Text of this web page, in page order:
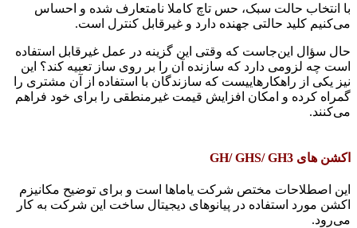
با انتخاب حالت سبک، حس تاچ کاملا نامتعارف شده و احساس
می‌کنیم کلید حالتی جهنده دارد و غیرقابل کنترل است.
حال سؤال این‌جاست که وقتی این گزینه در عمل غیرقابل استفاده
است چه لزومی دارد که سازنده آن را بر روی ساز تعبیه کند؟ این
نیز یکی از راهکارهاییست که سازندگان با استفاده از آن مشتری را
گمراه کرده و امکان افزایش قیمت غیرمنطقی را برای خود فراهم
می‌کنند.
اکشن های GH/ GHS/ GH3
این اصطلاحات مختص شرکت یاماها است و برای توضیح مکانیزم
اکشن مورد استفاده در پیانوهای دیجیتال ساخت این شرکت به کار‌
می‌رود.